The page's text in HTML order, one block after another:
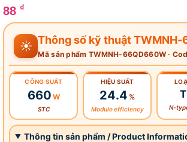
88 ₫
☀️ Thông số kỹ thuật
Mã sản phẩm TWMNH-66QD660W ·
CÔNG SUẤT
660 W
STC
HIỆU SUẤT
24.4 %
Module efficiency N-
Thông tin sản phẩm / Product